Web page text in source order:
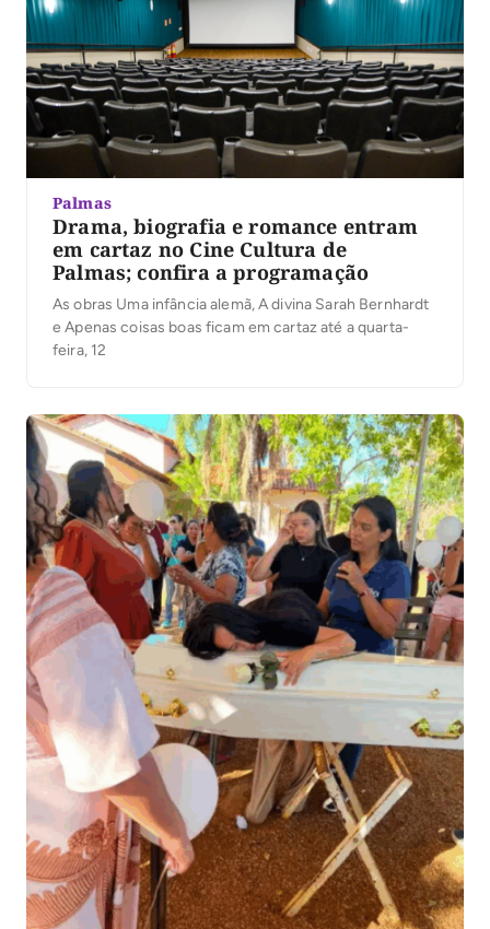
Palmas
Drama, biografia e romance entram
em cartaz no Cine Cultura de
Palmas; confira a programação
As obras Uma infância alemã, A divina Sarah Bernhardt
e Apenas coisas boas ficam em cartaz até a quarta-
feira, 12